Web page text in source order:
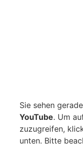
Sie sehen
YouTube. Um
zuzugreifen,
unten. Bitte